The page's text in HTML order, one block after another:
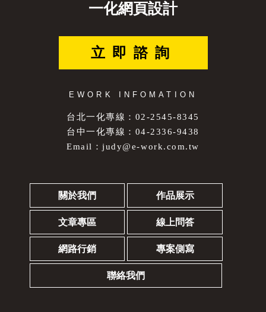
一化網頁設計
立即諮詢
EWORK INFOMATION
台北一化專線：02-2545-8345
台中一化專線：04-2336-9438
Email：judy@e-work.com.tw
關於我們 作品展示
文章專區 線上問答
網路行銷 專案側寫
聯絡我們